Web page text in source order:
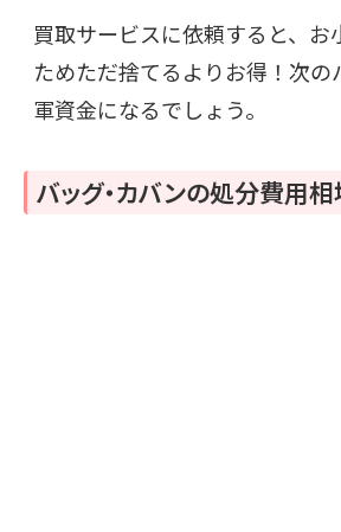
買取サービスに依頼すると、お
ためただ捨てるよりお得！次の
軍資金になるでしょう。
バッグ・カバンの処分費用相